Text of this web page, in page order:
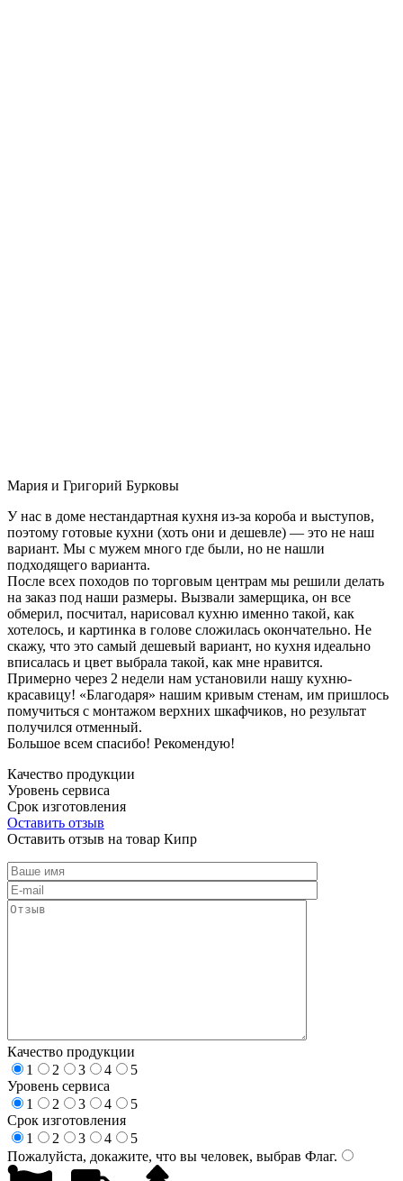
Мария и Григорий Бурковы
У нас в доме нестандартная кухня из-за короба и выступов,
поэтому готовые кухни (хоть они и дешевле) — это не наш
вариант. Мы с мужем много где были, но не нашли
подходящего варианта.
После всех походов по торговым центрам мы решили делать
на заказ под наши размеры. Вызвали замерщика, он все
обмерил, посчитал, нарисовал кухню именно такой, как
хотелось, и картинка в голове сложилась окончательно. Не
скажу, что это самый дешевый вариант, но кухня идеально
вписалась и цвет выбрала такой, как мне нравится.
Примерно через 2 недели нам установили нашу кухню-
красавицу! «Благодаря» нашим кривым стенам, им пришлось
помучиться с монтажом верхних шкафчиков, но результат
получился отменный.
Большое всем спасибо! Рекомендую!
Качество продукции
Уровень сервиса
Срок изготовления
Оставить отзыв
Оставить отзыв на товар Кипр
Качество продукции
1
2 3 4
5
Уровень сервиса
1
2 3 4
5
Срок изготовления
1
2 3 4
5
Пожалуйста, докажите, что вы человек, выбрав Флаг.